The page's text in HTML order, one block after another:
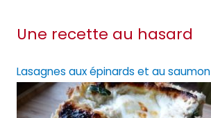
Une recette au hasard
Lasagnes aux épinards et au saumon